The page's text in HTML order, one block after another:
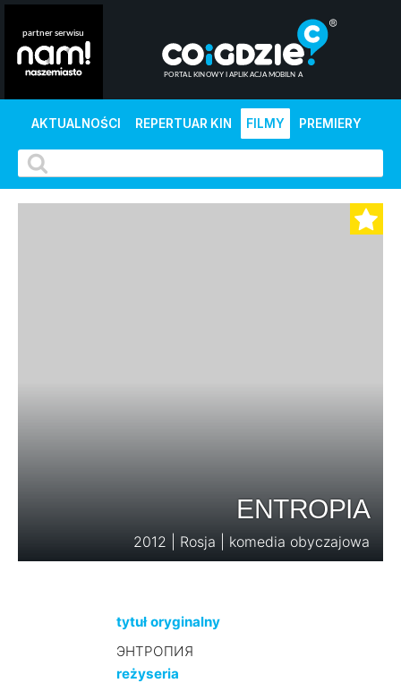
AKTUALNOŚCI REPERTUAR KIN FILMY PREMIERY
ENTROPIA
2012 | Rosja | komedia obyczajowa
tytuł oryginalny
ЭНТРОПИЯ
reżyseria